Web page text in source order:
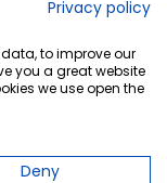
Privacy policy
to improve our
you a great website
we use open the
Deny